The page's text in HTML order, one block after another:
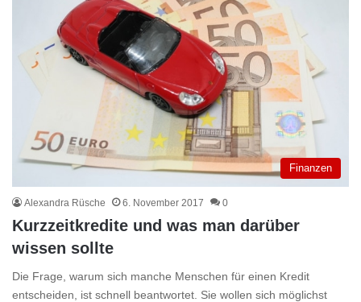
Finanzen
Alexandra Rüsche 6. November 2017 0
Kurzzeitkredite und was man darüber
wissen sollte
Die Frage, warum sich manche Menschen für einen Kredit
entscheiden, ist schnell beantwortet. Sie wollen sich möglichst